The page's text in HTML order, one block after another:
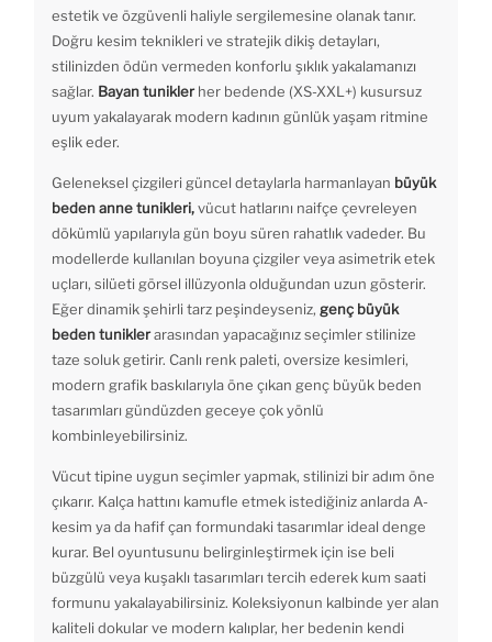
estetik ve özgüvenli haliyle sergilemesine olanak tanır.
Doğru kesim teknikleri ve stratejik dikiş detayları,
stilinizden ödün vermeden konforlu şıklık yakalamanızı
sağlar. Bayan tuniklerher bedende (XS-XXL+) kusursuz
uyum yakalayarak modern kadının günlük yaşam ritmine
eşlik eder.
Geleneksel çizgileri güncel detaylarla harmanlayan büyük
beden anne tunikleri,vücut hatlarını naifçe çevreleyen
dökümlü yapılarıyla gün boyu süren rahatlık vadeder. Bu
modellerde kullanılan boyuna çizgiler veya asimetrik etek
uçları, silüeti görsel illüzyonla olduğundan uzun gösterir.
Eğer dinamik şehirli tarz peşindeyseniz, genç büyük
beden tuniklerarasından yapacağınız seçimler stilinize
taze soluk getirir. Canlı renk paleti, oversize kesimleri,
modern grafik baskılarıyla öne çıkan genç büyük beden
tasarımları gündüzden geceye çok yönlü
kombinleyebilirsiniz.
Vücut tipine uygun seçimler yapmak, stilinizi bir adım öne
çıkarır. Kalça hattını kamufle etmek istediğiniz anlarda A-
kesim ya da hafif çan formundaki tasarımlar ideal denge
kurar. Bel oyuntusunu belirginleştirmek için ise beli
büzgülü veya kuşaklı tasarımları tercih ederek kum saati
formunu yakalayabilirsiniz. Koleksiyonun kalbinde yer alan
kaliteli dokular ve modern kalıplar, her bedenin kendi